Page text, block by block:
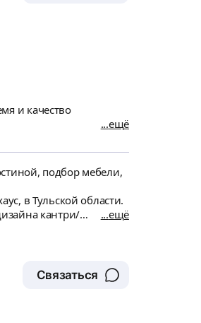
ещё
подбор мебели,
кантри/
ещё
Связаться